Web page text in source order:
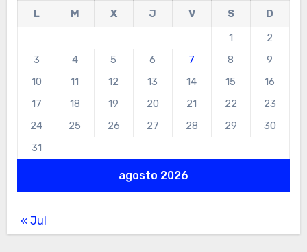
agosto 2026
L M X J V S
D
1
2
3
4 5 6 7 8
9
10
11 12 13 14 15
16
17
18 19 20 21 22
23
24
25 26 27 28 29
30
31
« Jul